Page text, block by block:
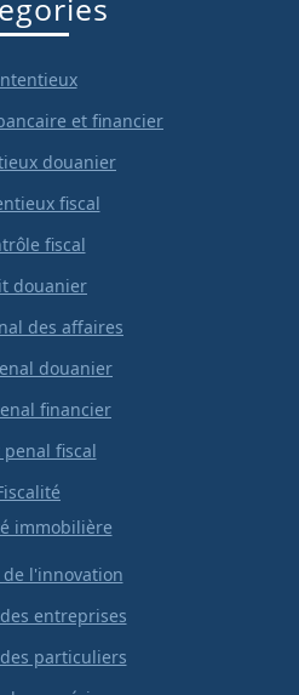
et financier
douanier
fiscal
fiscal
douanier
des affaires
douanier
financier
penal fiscal
immobilière
de l'innovation
entreprises
particuliers